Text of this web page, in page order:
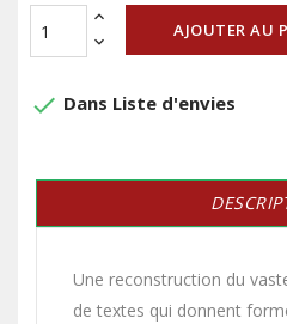
AJOUTER AU
done Dans Liste d'envies
Une reconstruction du
de textes qui donnent